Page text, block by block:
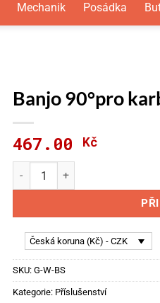
Mechanik Posádka
Banjo 90°pro
467.00 Kč
Banjo 90°pro karburátory
Česká koruna (Kč) - CZK
SKU: G-W-BS
Kategorie: Příslušenství